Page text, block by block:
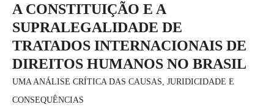
A CONSTITUIÇÃO E A
SUPRALEGALIDADE DE
TRATADOS INTERNACIONAIS DE
DIREITOS HUMANOS NO BRASIL
UMA ANÁLISE CRÍTICA DAS CAUSAS, JURIDICIDADE E
CONSEQUÊNCIAS